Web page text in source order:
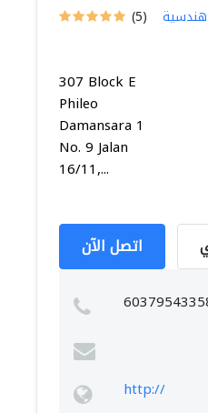
(5)
307 Block E
Phileo
Damansara 1
No. 9 Jalan
16/11,...
اتصل الآن
http://